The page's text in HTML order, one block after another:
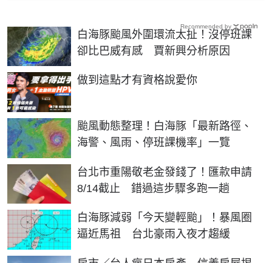
白海豚颱風外圍環流太扯！沒停班課
卻比巴威有感 賈新興分析原因
做到這點才有資格說愛你
PR
颱風動態整理！白海豚「最新路徑、
海警、風雨、停班課機率」一覽
台北市重陽敬老金發錢了！匯款申請
8/14截止 錯過這步驟多跑一趟
白海豚減弱「今天變輕颱」！暴風圈
逼近馬祖 台北豪雨入夜才趨緩
Recommended by